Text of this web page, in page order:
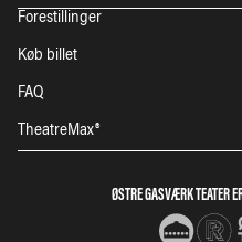
Forestillinger
Køb billet
FAQ
TheatreMax®
ØSTRE GASVÆRK TEATER